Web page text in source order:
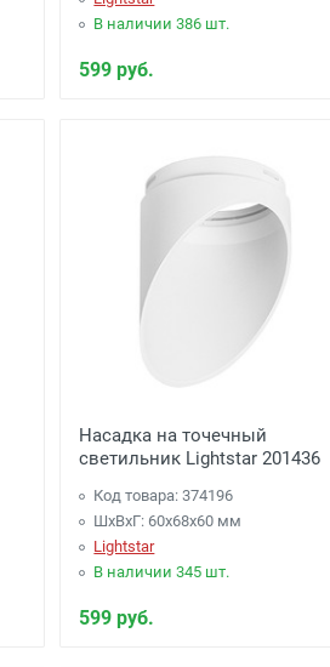
В наличии 386 шт.
599 руб.
Насадка на точечный
светильник Lightstar 201436
Код товара: 374196
ШхВхГ: 60x68x60 мм
Lightstar
В наличии 345 шт.
599 руб.